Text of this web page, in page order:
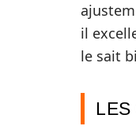
il
le sait
LES